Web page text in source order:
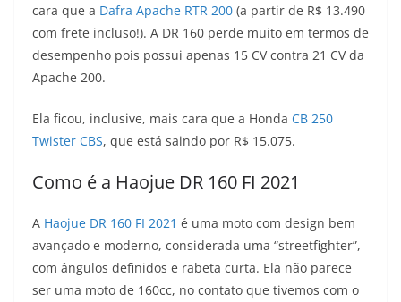
cara que a Dafra Apache RTR 200 (a partir de R$ 13.490
com frete incluso!). A DR 160 perde muito em termos de
desempenho pois possui apenas 15 CV contra 21 CV da
Apache 200.
Ela ficou, inclusive, mais cara que a Honda CB 250
Twister CBS, que está saindo por R$ 15.075.
Como é a Haojue DR 160 FI 2021
A Haojue DR 160 FI 2021 é uma moto com design bem
avançado e moderno, considerada uma “streetfighter”,
com ângulos definidos e rabeta curta. Ela não parece
ser uma moto de 160cc, no contato que tivemos com o